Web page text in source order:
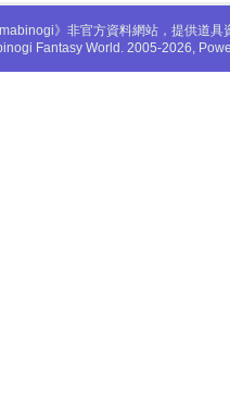
》非官方資料網站，提供道
Fantasy World. 2005-2026,